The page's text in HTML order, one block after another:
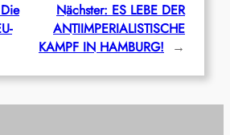
Die
Nächster: ES LEBE DER
ANTIIMPERIALISTISCHE
KAMPF IN HAMBURG!
→